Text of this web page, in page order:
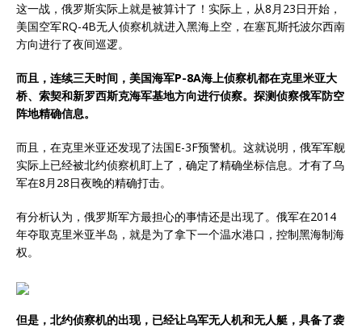
这一战，俄罗斯实际上就是被算计了！实际上，从8月23日开始，
美国空军RQ-4B无人侦察机就进入黑海上空，在塞瓦斯托波尔西南
方向进行了夜间巡逻。
而且，连续三天时间，美国海军P-8A海上侦察机都在克里米亚大
桥、索契和新罗西斯克海军基地方向进行侦察。探测侦察俄军防空
阵地精确信息。
而且，在克里米亚还发现了法国E-3F预警机。这就说明，俄军军舰
实际上已经被北约侦察机盯上了，确定了精确坐标信息。才有了乌
军在8月28日夜晚的精确打击。
有分析认为，俄罗斯军方最担心的事情还是出现了。俄军在2014
年夺取克里米亚半岛，就是为了拿下一个温水港口，控制黑海制海
权。
但是，北约侦察机的出现，已经让乌军无人机和无人艇，具备了袭